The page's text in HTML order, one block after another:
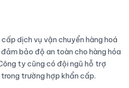
dịch vụ vận chuyển hàng hoá
bảo độ an toàn cho hàng hóa
ty cũng có đội ngũ hỗ trợ
trường hợp khẩn cấp.